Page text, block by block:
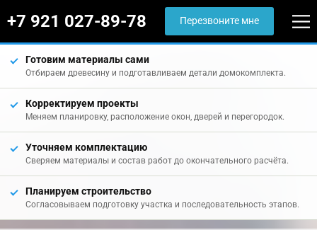
+7 921 027-89-78 Перезвоните мне
Готовим материалы сами
Отбираем древесину и подготавливаем детали домокомплекта.
Корректируем проекты
Меняем планировку, расположение окон, дверей и перегородок.
Уточняем комплектацию
Сверяем материалы и состав работ до окончательного расчёта.
Планируем строительство
Согласовываем подготовку участка и последовательность этапов.